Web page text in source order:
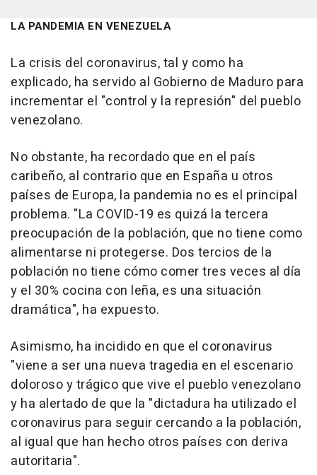
LA PANDEMIA EN VENEZUELA
La crisis del coronavirus, tal y como ha
explicado, ha servido al Gobierno de Maduro para
incrementar el "control y la represión" del pueblo
venezolano.
No obstante, ha recordado que en el país
caribeño, al contrario que en España u otros
países de Europa, la pandemia no es el principal
problema. "La COVID-19 es quizá la tercera
preocupación de la población, que no tiene como
alimentarse ni protegerse. Dos tercios de la
población no tiene cómo comer tres veces al día
y el 30% cocina con leña, es una situación
dramática", ha expuesto.
Asimismo, ha incidido en que el coronavirus
"viene a ser una nueva tragedia en el escenario
doloroso y trágico que vive el pueblo venezolano
y ha alertado de que la "dictadura ha utilizado el
coronavirus para seguir cercando a la población,
al igual que han hecho otros países con deriva
autoritaria".